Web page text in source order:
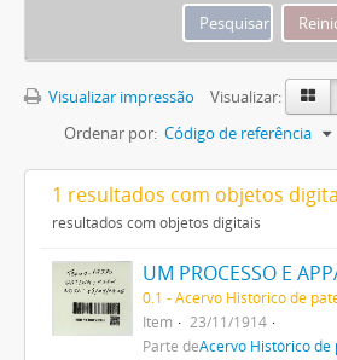
Visualizar impressão
Visualizar:
Ordenar por: Código de referência
1 resultados com objetos
resultados com objetos digitais
0.1 - Acervo Histórico de
Item
23/11/1914
Parte deAcervo Histórico de